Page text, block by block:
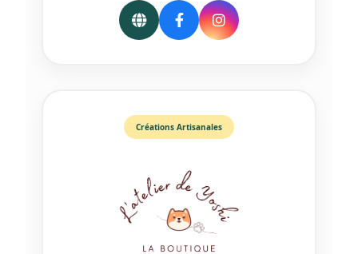
Créations Artisanales